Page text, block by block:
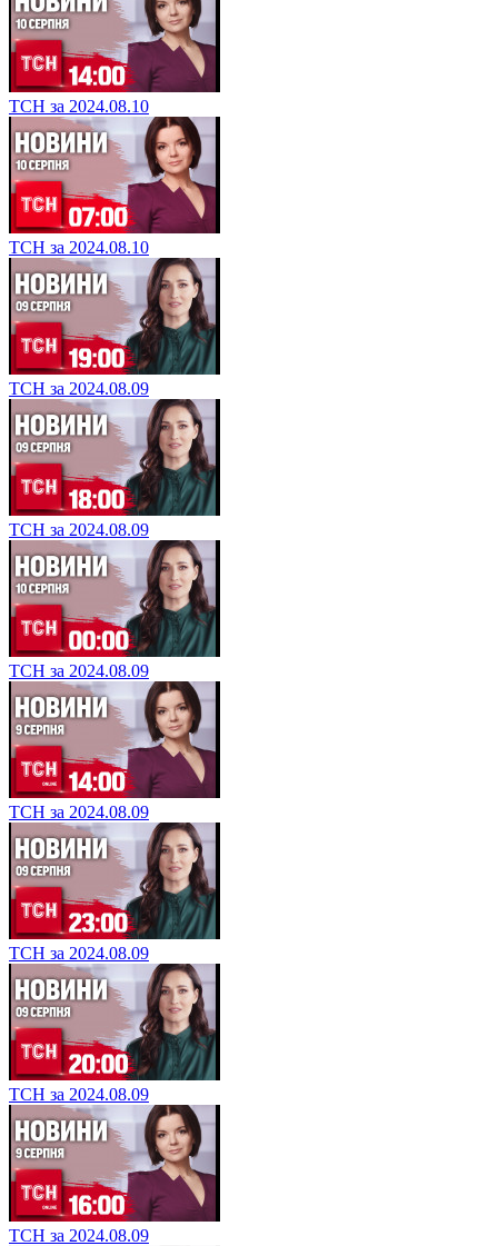
ТСН за 2024.08.10
ТСН за 2024.08.10
ТСН за 2024.08.09
ТСН за 2024.08.09
ТСН за 2024.08.09
ТСН за 2024.08.09
ТСН за 2024.08.09
ТСН за 2024.08.09
ТСН за 2024.08.09